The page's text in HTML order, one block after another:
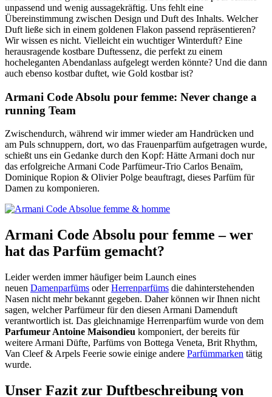
unpassend und wenig aussagekräftig. Uns fehlt eine
Übereinstimmung zwischen Design und Duft des Inhalts. Welcher
Duft ließe sich in einem goldenen Flakon passend repräsentieren?
Wir wissen es nicht. Vielleicht ein wuchtiger Winterduft? Eine
herausragende kostbare Duftessenz, die perfekt zu einem
hocheleganten Abendanlass aufgelegt werden könnte? Und die dann
auch ebenso kostbar duftet, wie Gold kostbar ist?
Armani Code Absolu pour femme: Never change a
running Team
Zwischendurch, während wir immer wieder am Handrücken und
am Puls schnuppern, dort, wo das Frauenparfüm aufgetragen wurde,
schießt uns ein Gedanke durch den Kopf: Hätte Armani doch nur
das erfolgreiche Armani Code Parfümeur-Trio Carlos Benaïm,
Dominique Ropion & Olivier Polge beauftragt, dieses Parfüm für
Damen zu komponieren.
Armani Code Absolu pour femme – wer
hat das Parfüm gemacht?
Leider werden immer häufiger beim Launch eines
neuen Damenparfüms oderHerrenparfüms die dahinterstehenden
Nasen nicht mehr bekannt gegeben. Daher können wir Ihnen nicht
sagen, welcher Parfümeur für den diesen Armani Damenduft
verantwortlich ist. Das gleichnamige Herrenparfüm wurde von dem
Parfumeur Antoine Maisondieu komponiert, der bereits für
weitere Armani Düfte, Parfüms von Bottega Veneta, Brit Rhythm,
Van Cleef & Arpels Feerie sowie einige andere Parfümmarken tätig
wurde.
Unser Fazit zur Duftbeschreibung von